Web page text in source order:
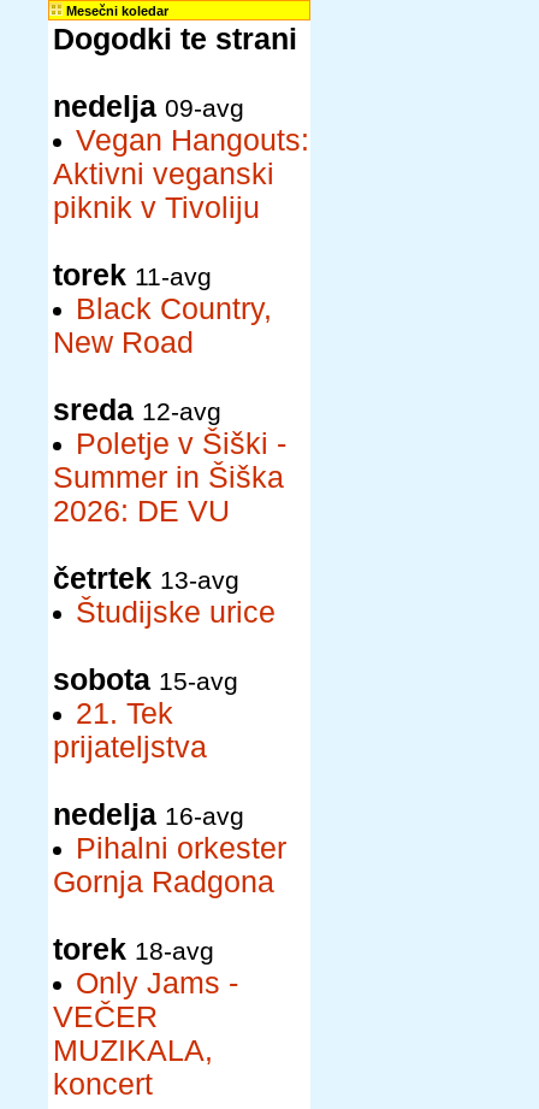
Mesečni koledar
Dogodki te strani
nedelja 09-avg
Vegan Hangouts:
Aktivni veganski
piknik v Tivoliju
torek 11-avg
Black Country,
New Road
sreda 12-avg
Poletje v Šiški -
Summer in Šiška
2026: DE VU
četrtek 13-avg
Študijske urice
sobota 15-avg
21. Tek
prijateljstva
nedelja 16-avg
Pihalni orkester
Gornja Radgona
torek 18-avg
Only Jams -
VEČER
MUZIKALA,
koncert